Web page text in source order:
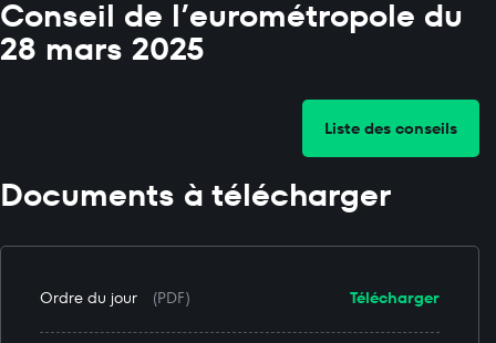
Conseil de l’eurométropole du
28 mars 2025
Liste des conseils
Documents à télécharger
Télécharger
Ordre du jour (PDF)